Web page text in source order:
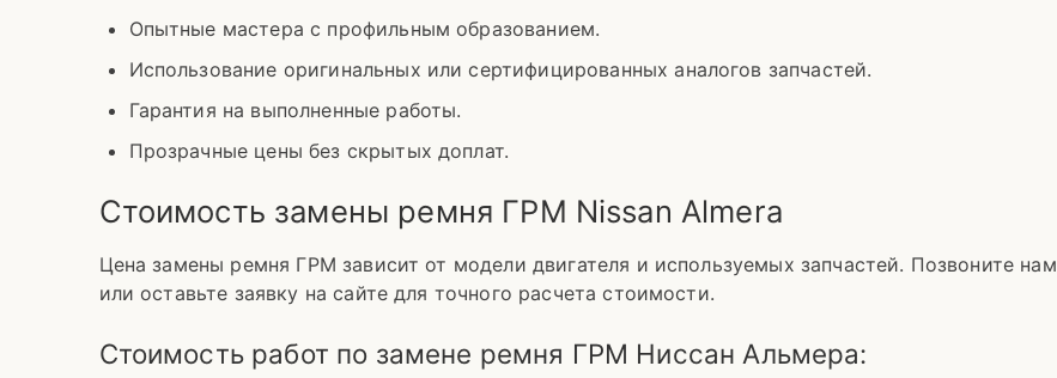
Опытные мастера с профильным образованием.
Использование оригинальных или сертифицированных аналогов запчастей.
Гарантия на выполненные работы.
Прозрачные цены без скрытых доплат.
Стоимость замены ремня ГРМ Nissan Almera
Цена замены ремня ГРМ зависит от модели двигателя и используемых запчастей. Позвоните нам
или оставьте заявку на сайте для точного расчета стоимости.
Стоимость работ по замене ремня ГРМ Ниссан Альмера: